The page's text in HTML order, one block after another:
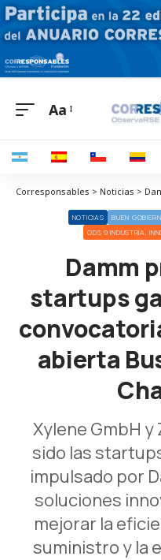
Aa
NOTICIAS BUEN
ODS 9 INDUSTRIA,
Damm
startups
abierta
Xylene GmbH y
sido las
impulsado por
soluciones
mejorar la
suministro y la